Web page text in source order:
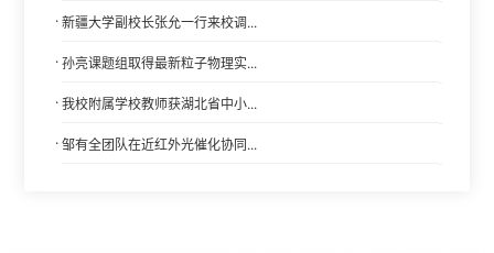
· 新疆大学副校长张允一行来校调...
· 孙亮课题组取得最新粒子物理实...
· 我校附属学校教师获湖北省中小...
· 邹有全团队在近红外光催化协同...